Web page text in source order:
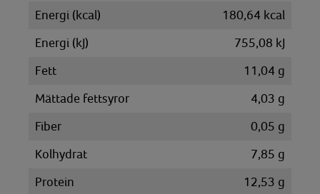
Energi (kcal)
180,64 kcal
Energi (kJ)
755,08 kJ
Fett
11,04 g
Mättade fettsyror
4,03 g
Fiber
0,05 g
Kolhydrat
7,85 g
Protein
12,53 g